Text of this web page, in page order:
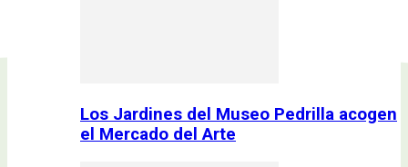
Los Jardines del Museo Pedrilla acogen
el Mercado del Arte